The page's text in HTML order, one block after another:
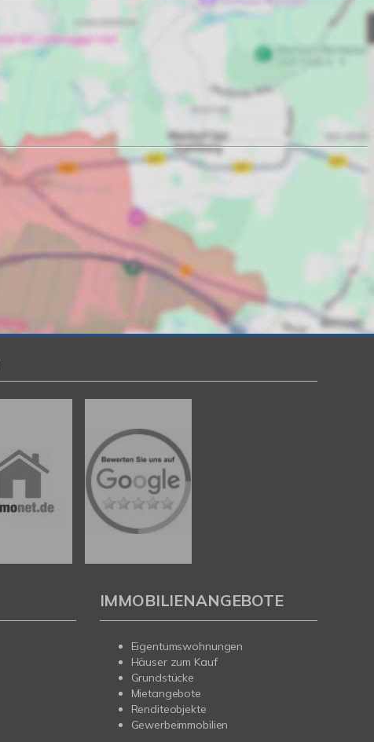
IMMOBILIENANGEBOTE
Eigentumswohnungen
Häuser zum Kauf
Grundstücke
Mietangebote
Renditeobjekte
Gewerbeimmobilien